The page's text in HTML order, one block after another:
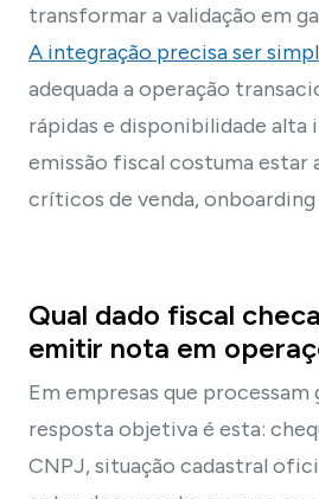
transformar a validação em
A integração precisa ser
adequada a operação
rápidas e disponibilidade alta
emissão fiscal costuma estar
críticos de venda, onboarding
Qual dado fiscal
emitir nota em
Em empresas que processam
resposta objetiva é esta:
CNPJ, situação cadastral